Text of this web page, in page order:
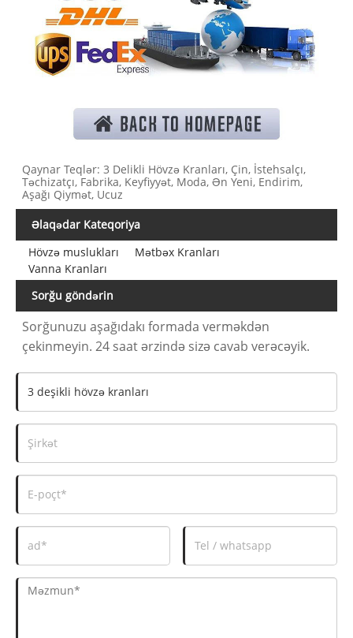
Qaynar Teqlər: 3 Delikli Hövzə Kranları, Çin, İstehsalçı,
Təchizatçı, Fabrika, Keyfiyyət, Moda, Ən Yeni, Endirim,
Aşağı Qiymət, Ucuz
Əlaqədar Kateqoriya
Hövzə muslukları
Mətbəx Kranları
Vanna Kranları
Sorğu göndərin
Sorğunuzu aşağıdakı formada verməkdən
çekinmeyin. 24 saat ərzində sizə cavab verəcəyik.